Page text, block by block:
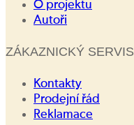
O projektu
Autoři
ZÁKAZNICKÝ SERVIS
Kontakty
Prodejní řád
Reklamace